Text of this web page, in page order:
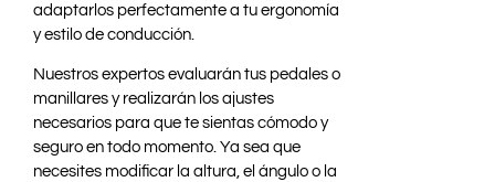
adaptarlos perfectamente a tu ergonomía
y estilo de conducción.
Nuestros expertos evaluarán tus pedales o
manillares y realizarán los ajustes
necesarios para que te sientas cómodo y
seguro en todo momento. Ya sea que
necesites modificar la altura, el ángulo o la